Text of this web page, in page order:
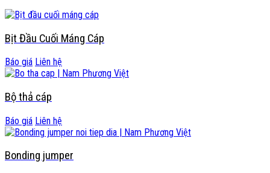
Bịt Đầu Cuối Máng Cáp
Báo giá Liên hệ
Bộ thả cáp
Báo giá Liên hệ
Bonding jumper